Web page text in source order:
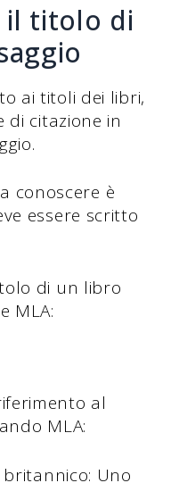
il titolo di
ai titoli dei libri,
di citazione in
conoscere è
essere scritto
di un libro
MLA:
al
MLA:
Uno